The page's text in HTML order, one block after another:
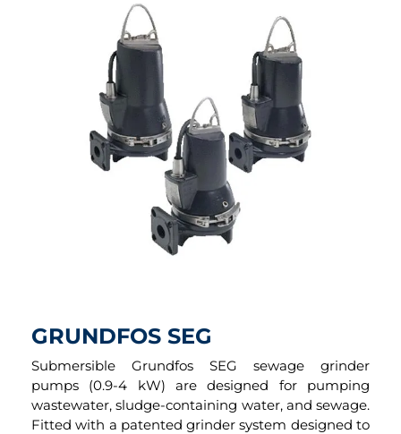
GRUNDFOS SEG
Submersible Grundfos SEG sewage grinder
pumps (0.9-4 kW) are designed for pumping
wastewater, sludge-containing water, and sewage.
Fitted with a patented grinder system designed to